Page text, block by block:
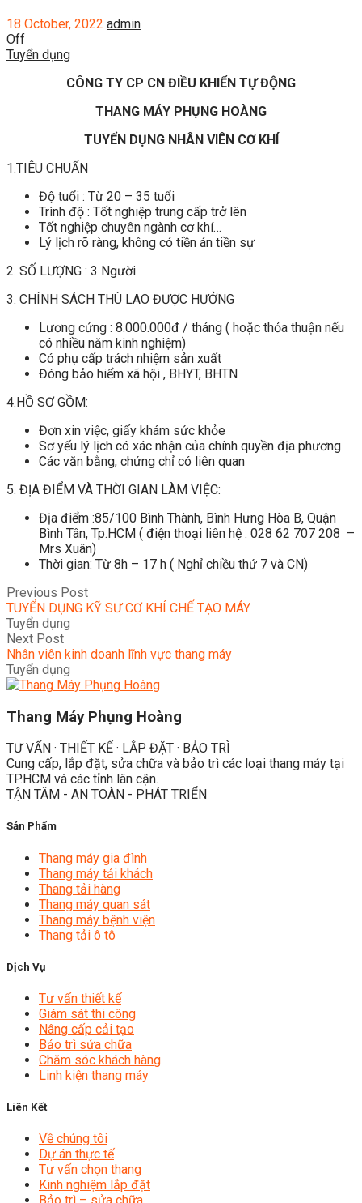
18 October, 2022 admin
Off
Tuyển dụng
CÔNG TY CP CN ĐIỀU KHIỂN TỰ ĐỘNG
THANG MÁY PHỤNG HOÀNG
TUYỂN DỤNG NHÂN VIÊN CƠ KHÍ
1.TIÊU CHUẨN
Độ tuổi : Từ 20 – 35 tuổi
Trình độ : Tốt nghiệp trung cấp trở lên
Tốt nghiệp chuyên ngành cơ khí…
Lý lịch rõ ràng, không có tiền án tiền sự
2. SỐ LƯỢNG : 3 Người
3. CHÍNH SÁCH THÙ LAO ĐƯỢC HƯỞNG
Lương cứng : 8.000.000đ / tháng ( hoặc thỏa thuận nếu
có nhiều năm kinh nghiệm)
Có phụ cấp trách nhiệm sản xuất
Đóng bảo hiểm xã hội , BHYT, BHTN
4.HỒ SƠ GỒM:
Đơn xin việc, giấy khám sức khỏe
Sơ yếu lý lịch có xác nhận của chính quyền địa phương
Các văn bằng, chứng chỉ có liên quan
5. ĐỊA ĐIỂM VÀ THỜI GIAN LÀM VIỆC:
Địa điểm :85/100 Bình Thành, Bình Hưng Hòa B, Quận
Bình Tân, Tp.HCM ( điện thoại liên hệ : 028 62 707 208 –
Mrs Xuân)
Thời gian: Từ 8h – 17 h ( Nghỉ chiều thứ 7 và CN)
Previous Post
TUYỂN DỤNG KỸ SƯ CƠ KHÍ CHẾ TẠO MÁY
Tuyển dụng
Next Post
Nhân viên kinh doanh lĩnh vực thang máy
Tuyển dụng
Thang Máy Phụng Hoàng
TƯ VẤN · THIẾT KẾ · LẮP ĐẶT · BẢO TRÌ
Cung cấp, lắp đặt, sửa chữa và bảo trì các loại thang máy tại
TP.HCM và các tỉnh lân cận.
TẬN TÂM - AN TOÀN - PHÁT TRIỂN
Sản Phẩm
Thang máy gia đình
Thang máy tải khách
Thang tải hàng
Thang máy quan sát
Thang máy bệnh viện
Thang tải ô tô
Dịch Vụ
Tư vấn thiết kế
Giám sát thi công
Nâng cấp cải tạo
Bảo trì sửa chữa
Chăm sóc khách hàng
Linh kiện thang máy
Liên Kết
Về chúng tôi
Dự án thực tế
Tư vấn chọn thang
Kinh nghiệm lắp đặt